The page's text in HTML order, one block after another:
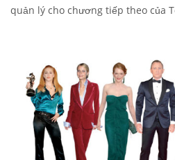
quản lý cho chương tiếp theo của